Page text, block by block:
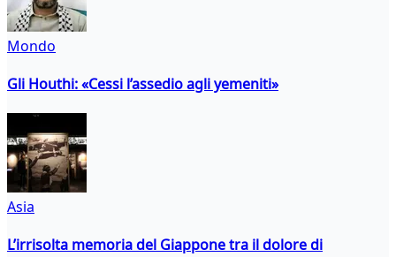
Mondo
Gli Houthi: «Cessi l’assedio agli yemeniti»
Asia
L’irrisolta memoria del Giappone tra il dolore di